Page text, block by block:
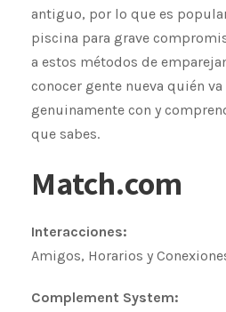
antiguo, por lo que es
piscina para grave
a estos métodos de
conocer gente nueva quién
genuinamente con y
que sabes.
Match.com
Interacciones:
Amigos, Horarios y
Complement System: